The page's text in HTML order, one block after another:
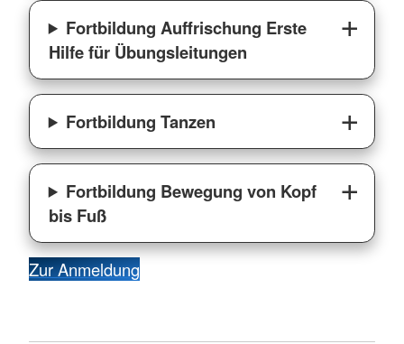
Fortbildung Auffrischung Erste
Hilfe für Übungsleitungen
Fortbildung Tanzen
Fortbildung Bewegung von Kopf
bis Fuß
Zur Anmeldung